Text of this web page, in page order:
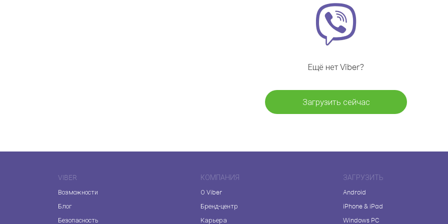
Ещё нет Viber?
Загрузить сейчас
VIBER
Возможности
Блог
Безопасность
КОМПАНИЯ
О Viber
Бренд-центр
Карьера
ЗАГРУЗИТЬ
Android
iPhone & iPad
Windows PC